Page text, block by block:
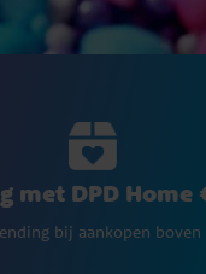
met DPD Home
bij aankopen